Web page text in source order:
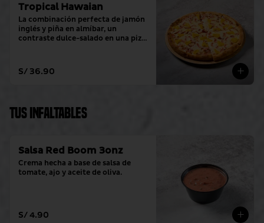
Tropical Hawaian
La combinación perfecta de jamón
inglés y piña en almíbar, un
contraste dulce-salado en una pizza
S/ 36.90
Tus Infaltables
Salsa Red Boom 3onz
Crema hecha a base de salsa de
tomate, ajo y aceite de oliva.
S/ 4.90